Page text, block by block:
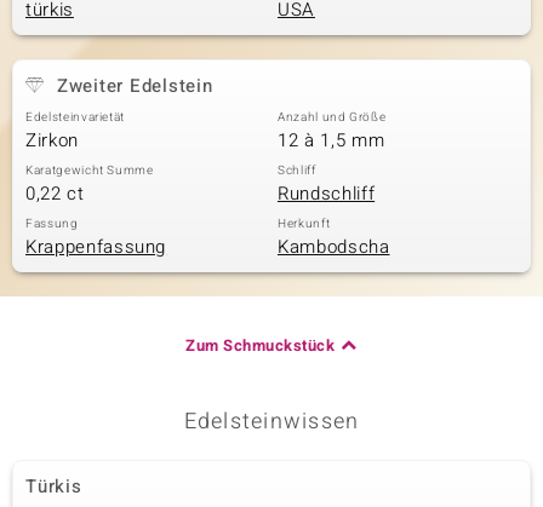
türkis USA
Zweiter Edelstein
Edelsteinvarietät
Zirkon
Anzahl und Größe
12 à 1,5 mm
Karatgewicht Summe
0,22 ct
Schliff
Rundschliff
Fassung
Krappenfassung
Herkunft
Kambodscha
Zum Schmuckstück
Edelsteinwissen
Türkis